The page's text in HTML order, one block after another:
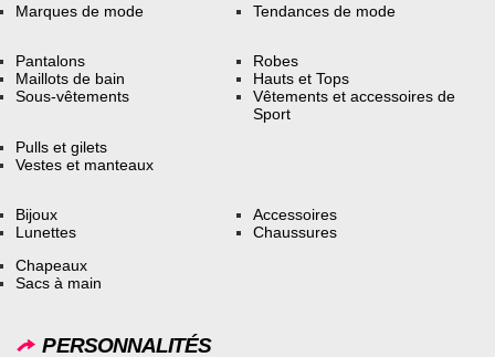
Marques de mode Tendances de mode
Pantalons
Maillots de bain
Sous-vêtements
Robes
Hauts et Tops
Vêtements et accessoires de
Sport
Pulls et gilets
Vestes et manteaux
Bijoux
Lunettes
Accessoires
Chaussures
Chapeaux
Sacs à main
PERSONNALITÉS